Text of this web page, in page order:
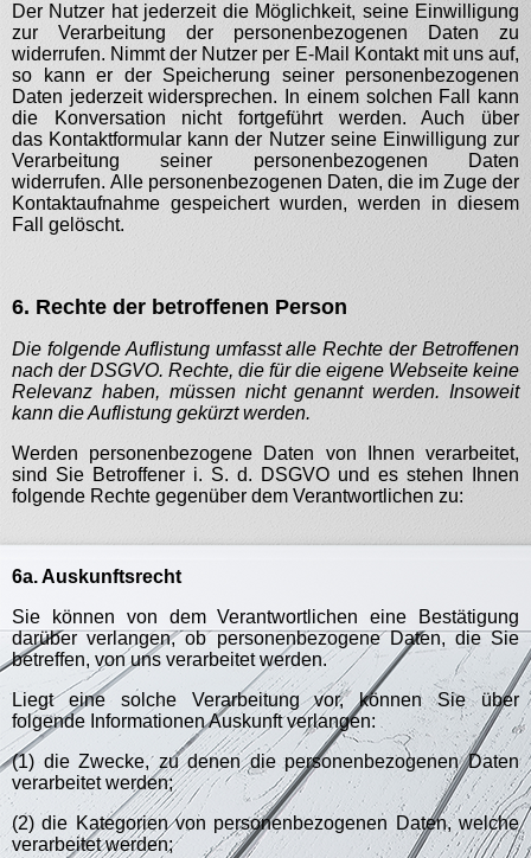
Der Nutzer hat jederzeit die Möglichkeit, seine Einwilligung
zur Verarbeitung der personenbezogenen Daten zu
widerrufen. Nimmt der Nutzer per E-Mail Kontakt mit uns auf,
so kann er der Speicherung seiner personenbezogenen
Daten jederzeit widersprechen. In einem solchen Fall kann
die Konversation nicht fortgeführt werden. Auch über
das Kontaktformular kann der Nutzer seine Einwilligung zur
Verarbeitung seiner personenbezogenen Daten
widerrufen. Alle personenbezogenen Daten, die im Zuge der
Kontaktaufnahme gespeichert wurden, werden in diesem
Fall gelöscht.
6. Rechte der betroffenen Person
Die folgende Auflistung umfasst alle Rechte der Betroffenen
nach der DSGVO. Rechte, die für die eigene Webseite keine
Relevanz haben, müssen nicht genannt werden. Insoweit
kann die Auflistung gekürzt werden.
Werden personenbezogene Daten von Ihnen verarbeitet,
sind Sie Betroffener i. S. d. DSGVO und es stehen Ihnen
folgende Rechte gegenüber dem Verantwortlichen zu:
6a. Auskunftsrecht
Sie können von dem Verantwortlichen eine Bestätigung
darüber verlangen, ob personenbezogene Daten, die Sie
betreffen, von uns verarbeitet werden.
Liegt eine solche Verarbeitung vor, können Sie über
folgende Informationen Auskunft verlangen:
(1) die Zwecke, zu denen die personenbezogenen Daten
verarbeitet werden;
(2) die Kategorien von personenbezogenen Daten, welche
verarbeitet werden;